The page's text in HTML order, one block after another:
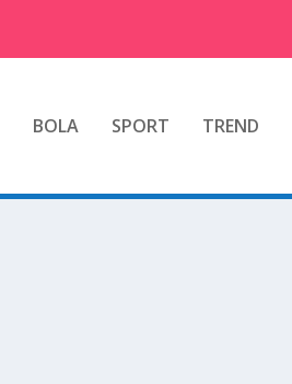
BOLA SPORT TREND